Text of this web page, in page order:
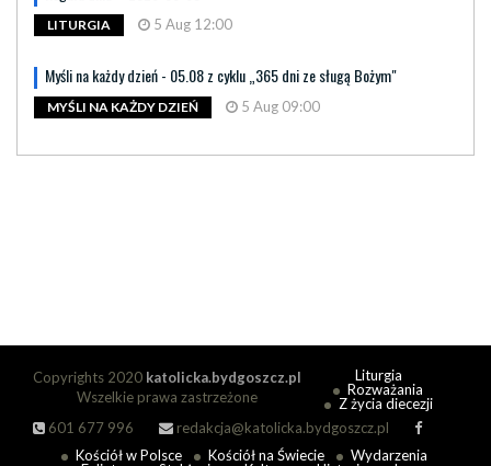
LITURGIA 5 Aug 12:00
Myśli na każdy dzień - 05.08 z cyklu „365 dni ze sługą Bożym"
MYŚLI NA KAŻDY DZIEŃ 5 Aug 09:00
Copyrights 2020 katolicka.bydgoszcz.pl
Wszelkie prawa zastrzeżone
601 677 996
redakcja@katolicka.bydgoszcz.pl
Liturgia
Rozważania
Z życia diecezji
Kościół w Polsce Kościół na Świecie
Wydarzenia